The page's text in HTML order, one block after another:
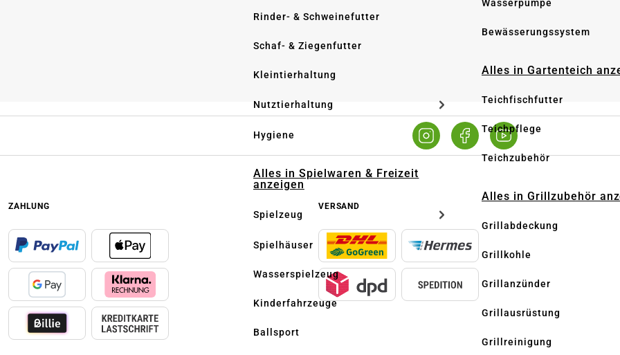
Rinder- & Schweinefutter
Schaf- & Ziegenfutter
Kleintierhaltung
Nutztierhaltung
Hygiene
Alles in Spielwaren & Freizeit
anzeigen
Spielzeug
Spielhäuser
Wasserspielzeug
Kinderfahrzeuge
Ballsport
Wasserpumpe
Bewässerungssystem
Alles in Gartenteich
Teichfischfutter
Teichpflege
Teichzubehör
Alles in Grillzubehör
Grillabdeckung
Grillkohle
Grillanzünder
Grillausrüstung
Grillreinigung
ZAHLUNG VERSAND